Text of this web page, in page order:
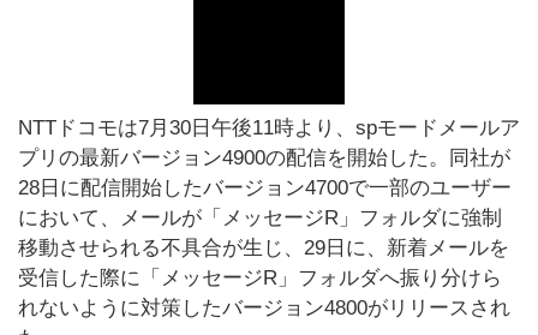
NTTドコモは7月30日午後11時より、spモードメールア
プリの最新バージョン4900の配信を開始した。同社が
28日に配信開始したバージョン4700で一部のユーザー
において、メールが「メッセージR」フォルダに強制
移動させられる不具合が生じ、29日に、新着メールを
受信した際に「メッセージR」フォルダへ振り分けら
れないように対策したバージョン4800がリリースされ